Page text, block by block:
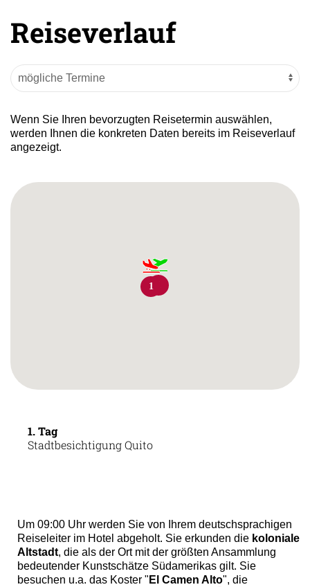
Reiseverlauf
Wenn Sie Ihren bevorzugten Reisetermin auswählen,
werden Ihnen die konkreten Daten bereits im Reiseverlauf
angezeigt.
1
1. Tag
Stadtbesichtigung Quito
Um 09:00 Uhr werden Sie von Ihrem deutschsprachigen
Reiseleiter im Hotel abgeholt. Sie erkunden die koloniale
Altstadt, die als der Ort mit der größten Ansammlung
bedeutender Kunstschätze Südamerikas gilt. Sie
besuchen u.a. das Koster " El Camen Alto", die